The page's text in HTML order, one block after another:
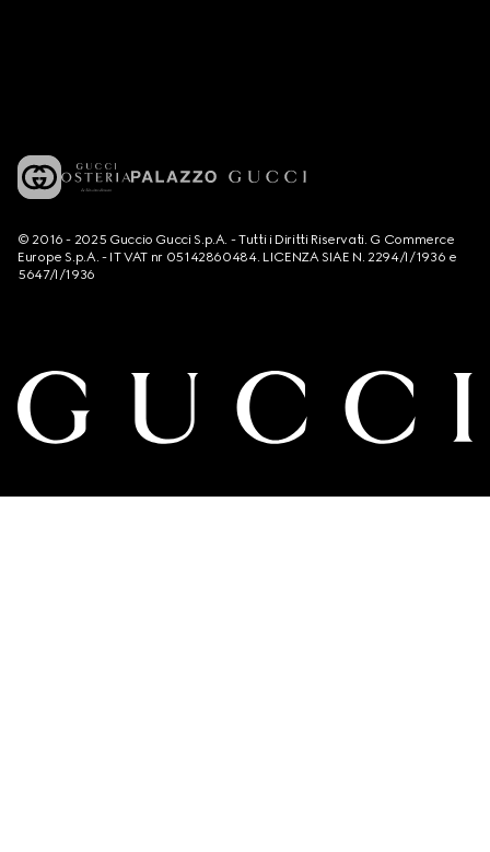
© 2016 - 2025 Guccio Gucci S.p.A. - Tutti i Diritti Riservati. G Commerce
Europe S.p.A. - IT VAT nr 05142860484. LICENZA SIAE N. 2294/I/1936 e
5647/I/1936